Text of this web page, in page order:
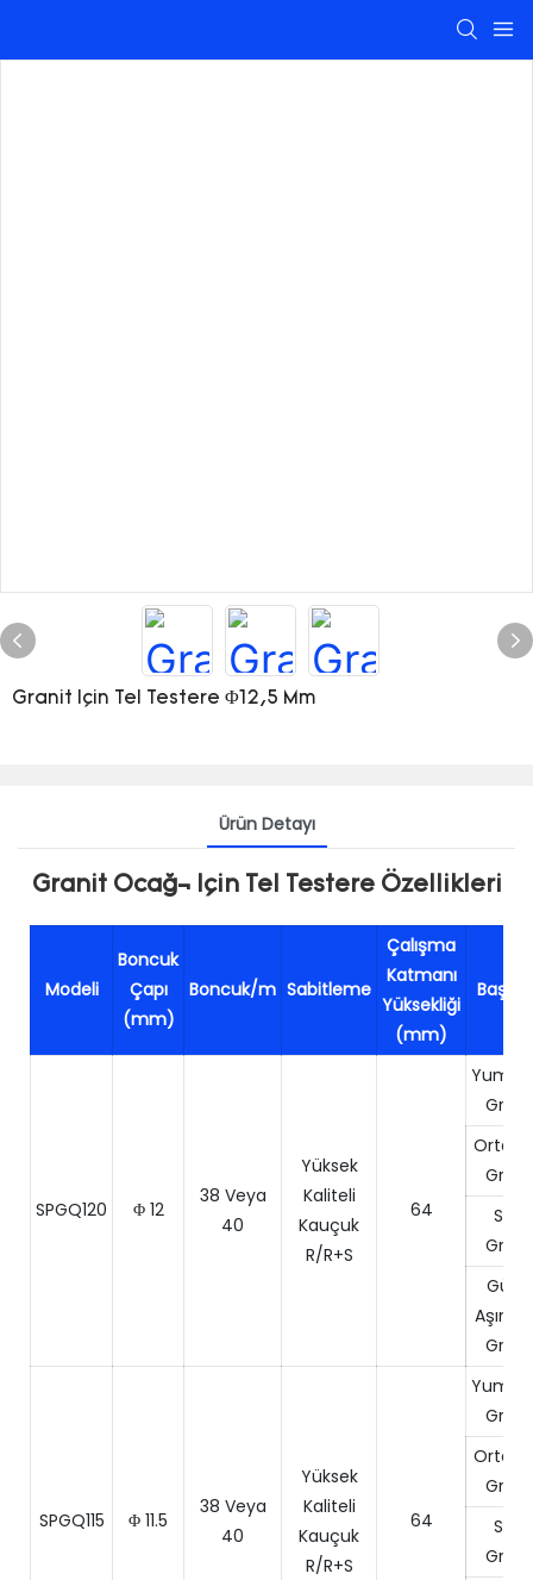
Granit Için Tel Testere Φ12,5 Mm
Ürün Detayı
Granit Ocağı Için Tel Testere Özellikleri
Modeli
Boncuk
Çapı
(mm)
Boncuk/m Sabitleme
Çalışma
Katmanı
Yüksekliği
(mm)
SPGQ120 Φ 12
38 Veya
40
Yüksek
Kaliteli
Kauçuk
R/R+S
64
Orta
Sert
SPGQ115 Φ 11.5
38 Veya
40
Yüksek
Kaliteli
Kauçuk
R/R+S
64
Orta
Sert